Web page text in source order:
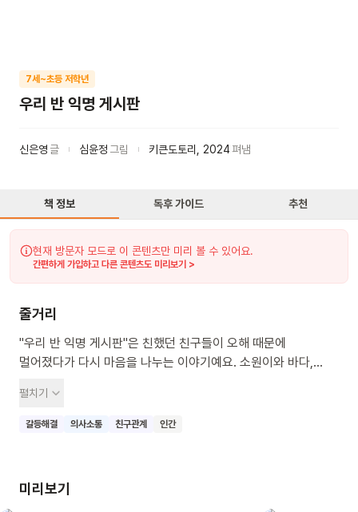
7세~초등 저학년
우리 반 익명 게시판
신은영 글 심윤정 그림 키큰도토리 2024펴냄
책 정보 독후 가이드 추천
현재 방문자 모드로 이 콘텐츠만 미리 볼 수 있어요.
간편하게 가입하고 다른 콘텐츠도 미리보기 >
줄거리
"우리 반 익명 게시판"은 친했던 친구들이 오해 때문에
멀어졌다가 다시 마음을 나누는 이야기예요. 소원이와 바다,
때문에 서로에게 섭섭한 마음이 커졌어요. 점점 멀어진 친구들은
어떻게 하면 다시 마음을 나누고 친해질 수 있을지 함께 고민하는
지켜나가는 멋진 어린이가 될 수 있도록 함께 노력해 보아요.
펼치기
갈등해결 의사소통 친구관계 인간
미리보기